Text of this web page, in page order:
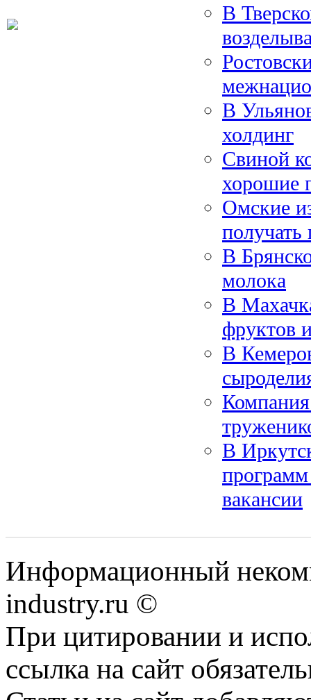
В
В
холдинг
Свиной
хорошие
Омские
получать
В
молока
В
фруктов
В
В
вакансии
Информационный
industry.ru ©
При цитировании и
ссылка на сайт